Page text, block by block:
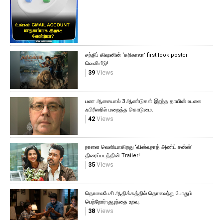
சந்தீப் கிஷனின் ‘கரிகாலா’ first look poster
வெளியீடு!
39Views
பண ஆசையால் 3 ஆண்டுகள் இறந்த தாயின் உடலை
ஃபிரீஸரில் மறைத்த கொடுமை.
42Views
நாளை வெளியாகிறது ‘விஸ்வநாத் அண்ட் சன்ஸ்’
திரைப்படத்தின் Trailer!
35Views
தொலைபேசி ஆதிக்கத்தில் தொலைந்து போதும்
பெற்றோர்-குழந்தை உறவு.
38Views